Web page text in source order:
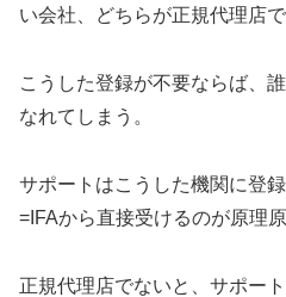
い会社、どちらが正規代理店
こうした登録が不要ならば、
なれてしまう。
サポートはこうした機関に登
=IFAから直接受けるのが原理原
正規代理店でないと、サポー